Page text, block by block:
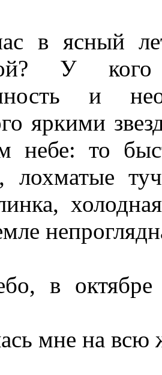
в ясный
У
и
яркими
небе: то
лохматые
в октябре
мне на всю